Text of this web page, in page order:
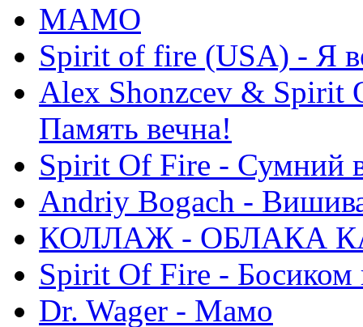
МАМО
Spirit of fire (USA) - Я
Alex Shonzcev & Spirit
Память вечна!
Spirit Of Fire - Сумний
Andriy Bogach -
КОЛЛАЖ - ОБЛАКА
Spirit Of Fire - Босиком
Dr. Wager - Мамо